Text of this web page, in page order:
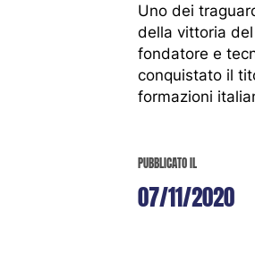
SCUOLA
Classi
Summer
Insieme Con Lo
Uno dei
della vittoria
fondatore e
conquistato il
formazioni
PUBBLICATO IL
07/11/2020